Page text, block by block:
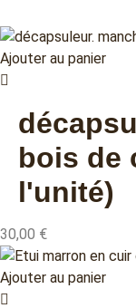
Ajouter au panier
bois de
l'unité)
30,00 €
Ajouter au panier